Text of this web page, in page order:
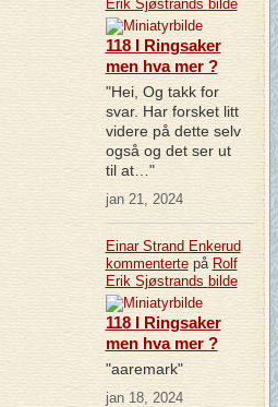
Erik Sjøstrands bilde
118 I Ringsaker
men hva mer ?
"Hei, Og takk for
svar. Har forsket litt
videre på dette selv
også og det ser ut
til at…"
jan 21, 2024
Einar Strand Enkerud
kommentertepå Rolf
Erik Sjøstrandsbilde
118 I Ringsaker
men hva mer ?
"aaremark"
jan 18, 2024